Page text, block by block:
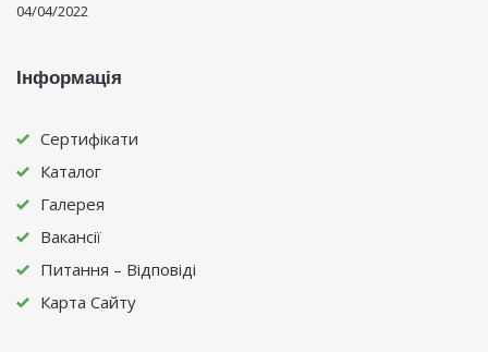
04/04/2022
Інформація
Сертифікати
Каталог
Галерея
Вакансії
Питання – Відповіді
Карта Сайту